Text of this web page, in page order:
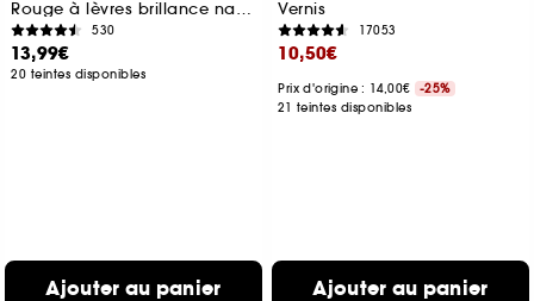
Rouge à lèvres brillance naturelle
530
13,99€
20 teintes disponibles
Ajouter au panier
Vernis
17053
10,50€
Prix d'origine : 14,00€
-25%
21 teintes disponibles
Ajouter au panier